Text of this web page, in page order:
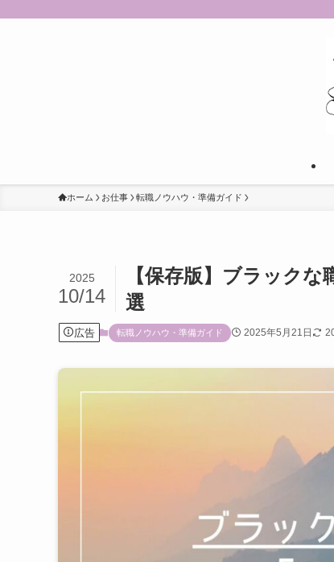
ホーム お仕事 転職ノウハウ・準備ガイド
【保存版】ブラック
選
2025
10/14
広告 転職ノウハウ・準備ガイド 2025年5月21日